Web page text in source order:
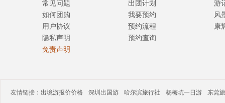
常见问题
如何团购
用户协议
隐私声明
免责声明
出团计划
我要预约
预约流程
预约查询
游
风
康
友情链接： 出境游报价价格 深圳出国游 哈尔滨旅行社 杨梅坑一日游 东莞